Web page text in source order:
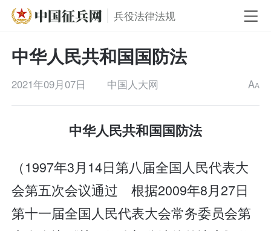
兵役法律法规
中华人民共和国国防法
2021年09月07日 中国人大网 AA
中华人民共和国国防法
（1997年3月14日第八届全国人民代表大
会第五次会议通过 根据2009年8月27日
第十一届全国人民代表大会常务委员会第